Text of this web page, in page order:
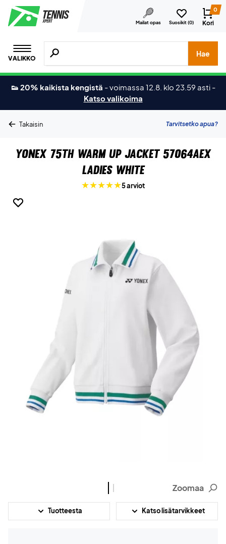
Mailat opas Suosikit (0)
0
Kori
VALIKKO
Hae tuotteita, merkkejä jne.
Hae
👟 20% kaikista kengistä -voimassa 12.8. klo 23.59 asti -
Katso valikoima
Takaisin Tarvitsetko apua?
Yonex 75th Warm Up Jacket 57064AEX
Ladies White
5 arviot
Zoomaa
Tuotteesta Katso lisätarvikkeet